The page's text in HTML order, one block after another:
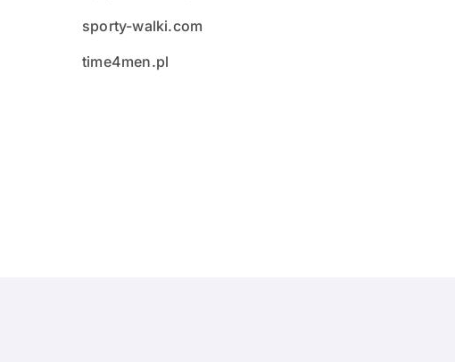
sporty-walki.com
time4men.pl